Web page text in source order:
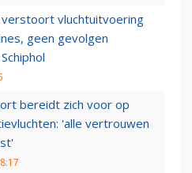
vluchtuitvoering
geen gevolgen
bereidt zich voor op
'alle vertrouwen